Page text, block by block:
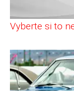
Vyberte si to